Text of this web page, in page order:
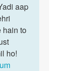
aap
hain to
ho!